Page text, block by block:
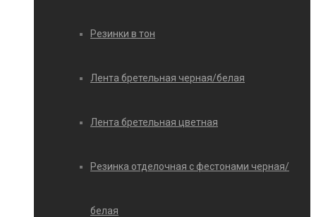
Резинки в тон
Лента бретельная черная/белая
Лента бретельная цветная
Резинка отделочная с фестонами черная/
белая